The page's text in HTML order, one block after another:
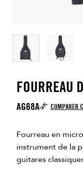
FOURREAU
AG68A COMPARER
Fourreau en
instrument de la
guitares